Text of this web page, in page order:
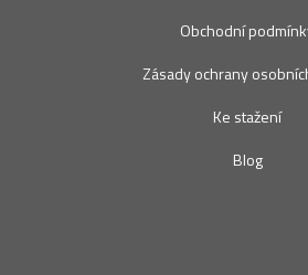
Obchodní
Zásady ochrany
Ke stažení
Blog